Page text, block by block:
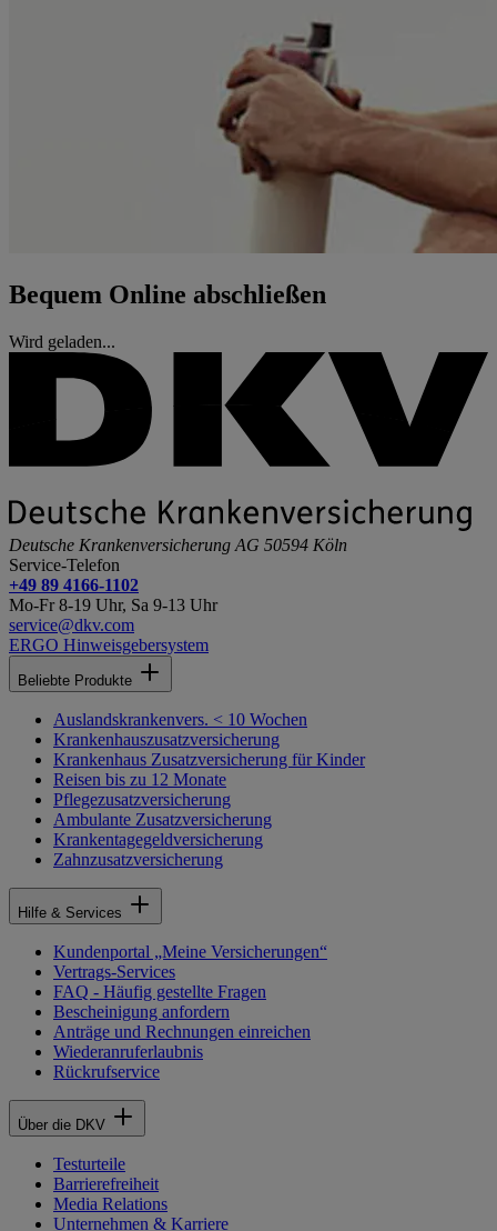
Bequem Online abschließen
Wird geladen...
Deutsche Krankenversicherung AG 50594 Köln
Service-Telefon
+49 89 4166-1102
Mo-Fr 8-19 Uhr, Sa 9-13 Uhr
service@dkv.com
ERGO Hinweisgebersystem
Beliebte Produkte
Auslandskrankenvers. < 10 Wochen
Krankenhauszusatzversicherung
Krankenhaus Zusatzversicherung für Kinder
Reisen bis zu 12 Monate
Pflegezusatzversicherung
Ambulante Zusatzversicherung
Krankentagegeldversicherung
Zahnzusatzversicherung
Hilfe & Services
Kundenportal „Meine Versicherungen“
Vertrags-Services
FAQ - Häufig gestellte Fragen
Bescheinigung anfordern
Anträge und Rechnungen einreichen
Wiederanruferlaubnis
Rückrufservice
Über die DKV
Testurteile
Barrierefreiheit
Media Relations
Unternehmen & Karriere